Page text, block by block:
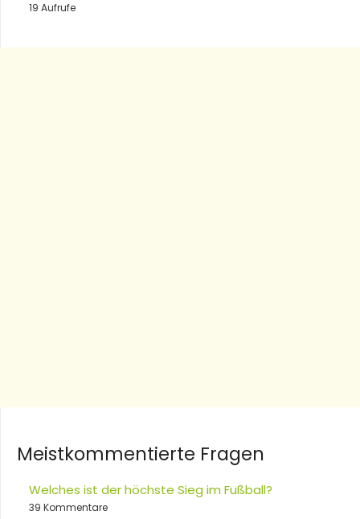
19 Aufrufe
Meistkommentierte Fragen
Welches ist der höchste Sieg im Fußball?
39 Kommentare